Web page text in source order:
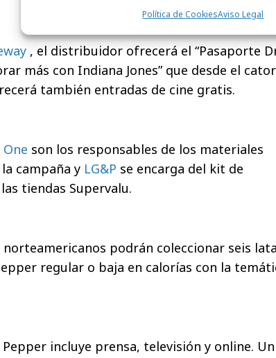
Política de CookiesAviso Legal
, el distribuidor ofrecerá el “Pasaporte
más con Indiana Jones” que desde el
también entradas de cine gratis.
son los responsables de los materiales
campaña y LG&P se encarga del kit de
tiendas Supervalu.
podrán coleccionar seis
regular o baja en calorías con la
incluye prensa, televisión y online. Un